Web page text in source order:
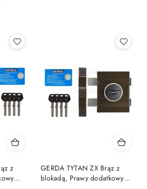
z
GERDA TYTAN ZX Brąz z
blokadą, Prawy dodatkowy